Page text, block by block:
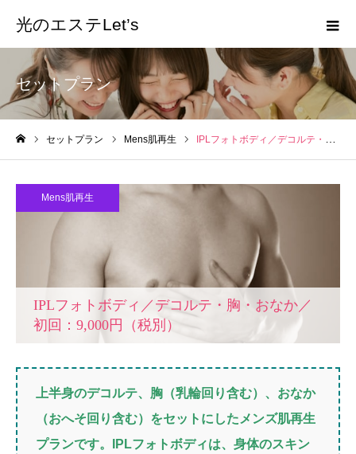
光のエステLet’s
セットプラン
セットプラン Mens肌再生 IPLフォトボディ／デコルテ・胸・おなか／初回：9,000円（税別）
Mens肌再生
IPLフォトボディ／デコルテ・胸・おなか／
初回：9,000円（税別）
上半身のデコルテ、胸（乳輪回り含む）、おなか
（おへそ回り含む）をセットにしたメンズ肌再生
プランです。IPLフォトボディは、身体のスキン